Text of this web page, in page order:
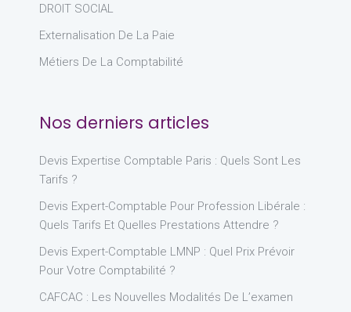
DROIT SOCIAL
Externalisation De La Paie
Métiers De La Comptabilité
Nos derniers articles
Devis Expertise Comptable Paris : Quels Sont Les
Tarifs ?
Devis Expert-Comptable Pour Profession Libérale :
Quels Tarifs Et Quelles Prestations Attendre ?
Devis Expert-Comptable LMNP : Quel Prix Prévoir
Pour Votre Comptabilité ?
CAFCAC : Les Nouvelles Modalités De L’examen